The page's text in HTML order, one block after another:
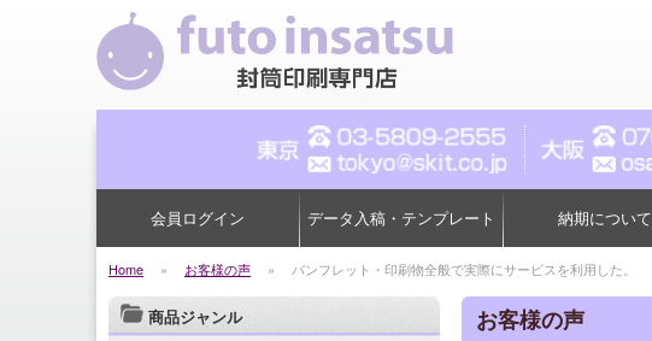
会員ログイン データ入稿・テンプレート 納期について
Home » お客様の声 » パンフレット・印刷物全般で実際にサービスを利用した。
お客様の声
商品ジャンル